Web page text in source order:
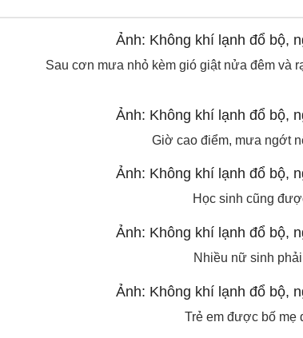
Sau cơn mưa nhỏ kèm gió giật nửa đêm và
Giờ cao điểm, mưa ngớt
Học sinh cũng
Nhiều nữ sinh
Trẻ em được bố mẹ